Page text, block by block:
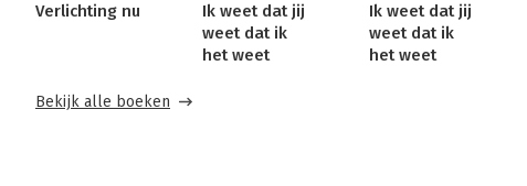
Verlichting nu
Ik weet dat jij
weet dat ik
het weet
Ik weet dat jij
weet dat ik
het weet
Bekijk alle boeken